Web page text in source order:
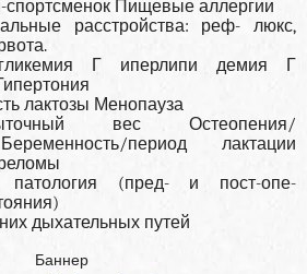
Пищевые аллергии
расстройства: реф- люкс,
Г иперлипи демия Г
лактозы Менопауза
вес Остеопения/
период лактации
патология (пред- и пост-опе­
дыхательных путей
Баннер